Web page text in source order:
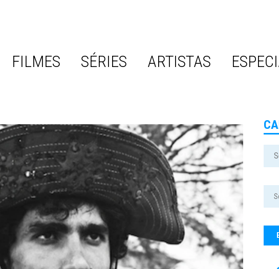
FILMES SÉRIES ARTISTAS